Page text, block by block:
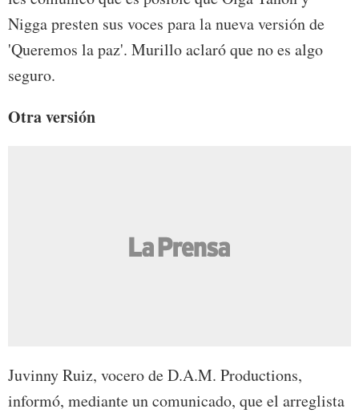
Nigga presten sus voces para la nueva versión de
'Queremos la paz'. Murillo aclaró que no es algo
seguro.
Otra versión
Juvinny Ruiz, vocero de D.A.M. Productions,
informó, mediante un comunicado, que el arreglista